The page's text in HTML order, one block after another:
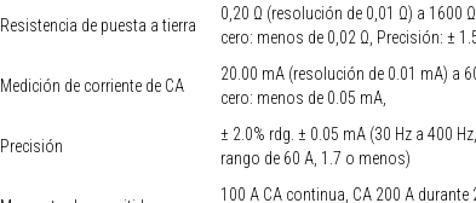
Resistencia de puesta a tierra
0,20 Ω (resolución de 0,01 Ω) a 1600
cero: menos de 0,02 Ω, Precisión: ±
Medición de corriente de CA
20.00 mA (resolución de 0.01 mA) a
cero: menos de 0.05 mA,
Precisión
± 2.0% rdg. ± 0.05 mA (30 Hz a 400
rango de 60 A, 1.7 o menos)
100 A CA continua, CA 200 A